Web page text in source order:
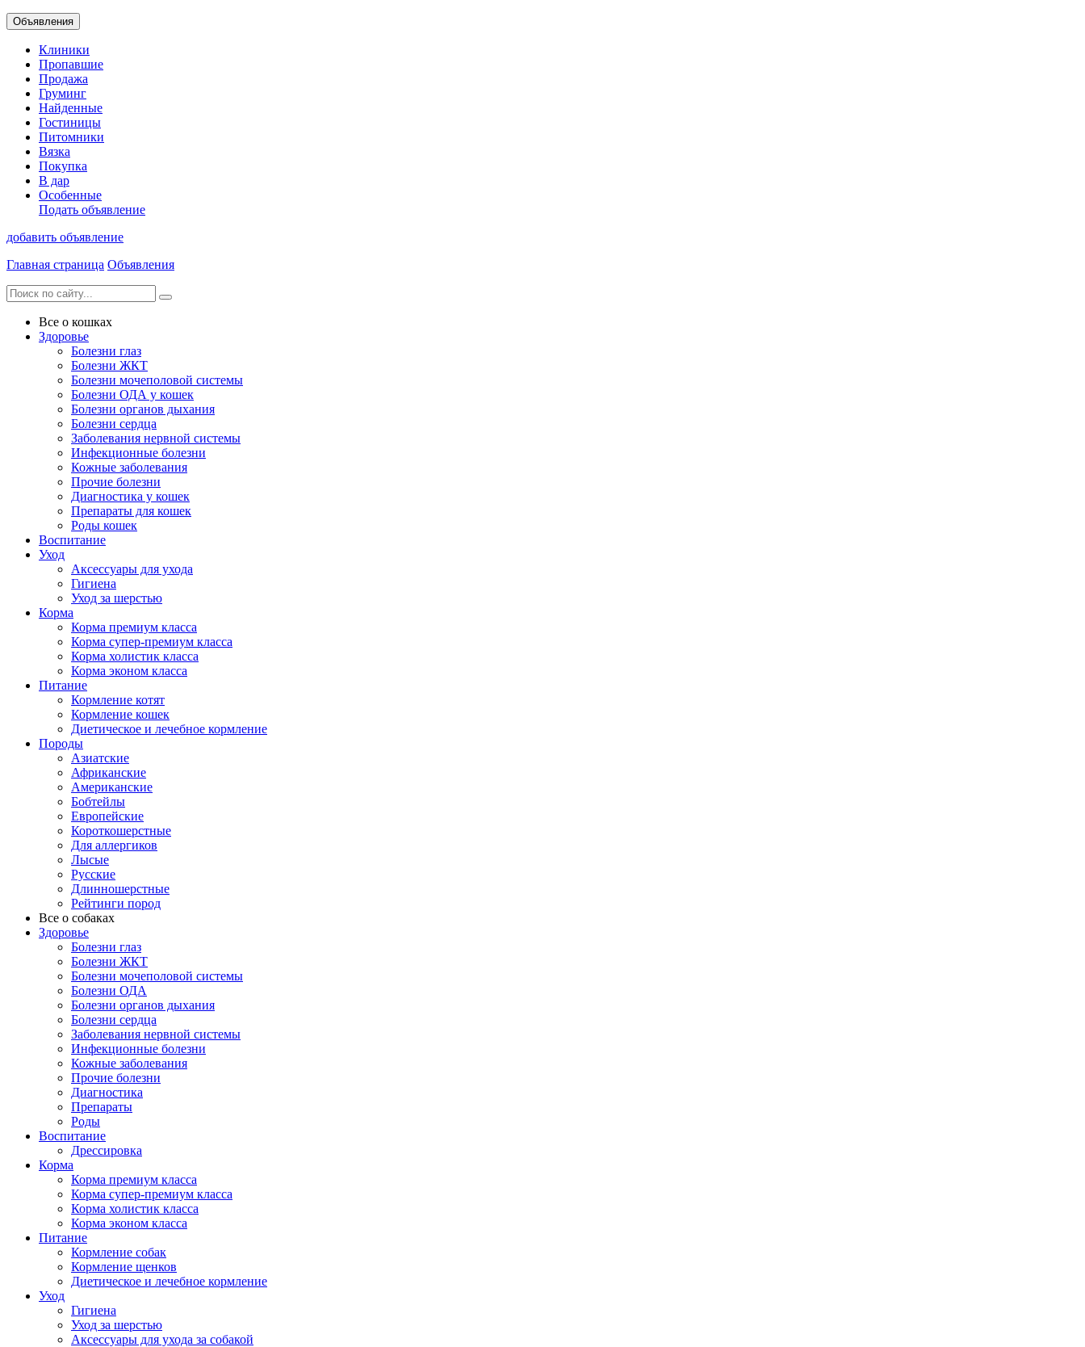
Объявления
Клиники
Пропавшие
Продажа
Груминг
Найденные
Гостиницы
Питомники
Вязка
Покупка
В дар
Особенные
Подать объявление
добавить объявление
Главная страница Объявления
Все о кошках
Здоровье
Болезни глаз
Болезни ЖКТ
Болезни мочеполовой системы
Болезни ОДА у кошек
Болезни органов дыхания
Болезни сердца
Заболевания нервной системы
Инфекционные болезни
Кожные заболевания
Прочие болезни
Диагностика у кошек
Препараты для кошек
Роды кошек
Воспитание
Уход
Аксессуары для ухода
Гигиена
Уход за шерстью
Корма
Корма премиум класса
Корма супер-премиум класса
Корма холистик класса
Корма эконом класса
Питание
Кормление котят
Кормление кошек
Диетическое и лечебное кормление
Породы
Азиатские
Африканские
Американские
Бобтейлы
Европейские
Короткошерстные
Для аллергиков
Лысые
Русские
Длинношерстные
Рейтинги пород
Все о собаках
Здоровье
Болезни глаз
Болезни ЖКТ
Болезни мочеполовой системы
Болезни ОДА
Болезни органов дыхания
Болезни сердца
Заболевания нервной системы
Инфекционные болезни
Кожные заболевания
Прочие болезни
Диагностика
Препараты
Роды
Воспитание
Дрессировка
Корма
Корма премиум класса
Корма супер-премиум класса
Корма холистик класса
Корма эконом класса
Питание
Кормление собак
Кормление щенков
Диетическое и лечебное кормление
Уход
Гигиена
Уход за шерстью
Аксессуары для ухода за собакой